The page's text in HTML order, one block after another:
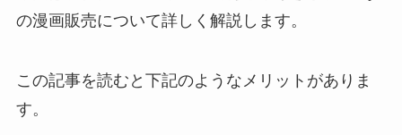
の漫画販売について詳しく解説します。
この記事を読むと下記のようなメリットがありま
す。